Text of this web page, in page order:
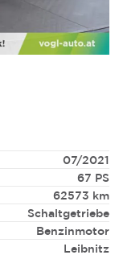
07/2021
67 PS
62573 km
Schaltgetriebe
Benzinmotor
Leibnitz